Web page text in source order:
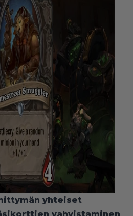
yhteiset
vahvistaminen